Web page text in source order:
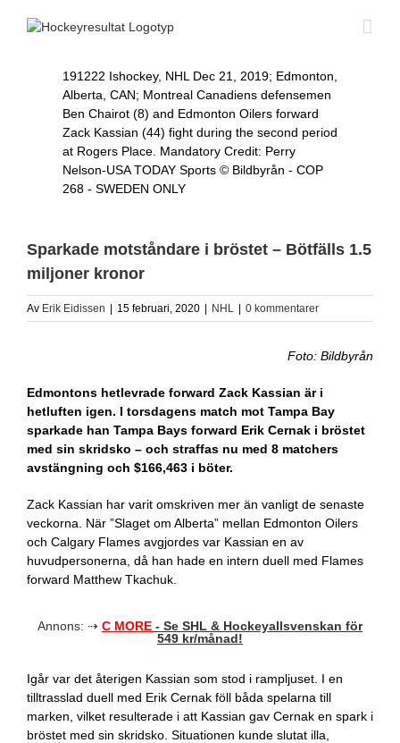
191222 Ishockey, NHL Dec 21, 2019; Edmonton,
Alberta, CAN; Montreal Canadiens defensemen
Ben Chairot (8) and Edmonton Oilers forward
Zack Kassian (44) fight during the second period
at Rogers Place. Mandatory Credit: Perry
Nelson-USA TODAY Sports © Bildbyrån - COP
268 - SWEDEN ONLY
Sparkade motståndare i bröstet – Bötfälls 1.5
miljoner kronor
Av Erik Eidissen 15 februari, 2020 NHL 0 kommentarer
Foto: Bildbyrån
Edmontons hetlevrade forward Zack Kassian är i
hetluften igen. I torsdagens match mot Tampa Bay
sparkade han Tampa Bays forward Erik Cernak i bröstet
med sin skridsko – och straffas nu med 8 matchers
avstängning och $166,463 i böter.
Zack Kassian har varit omskriven mer än vanligt de senaste
veckorna. När ”Slaget om Alberta” mellan Edmonton Oilers
och Calgary Flames avgjordes var Kassian en av
huvudpersonerna, då han hade en intern duell med Flames
forward Matthew Tkachuk.
Annons: ⇢ C MORE - Se SHL & Hockeyallsvenskan för
549 kr/månad!
Igår var det återigen Kassian som stod i rampljuset. I en
tilltrasslad duell med Erik Cernak föll båda spelarna till
marken, vilket resulterade i att Kassian gav Cernak en spark i
bröstet med sin skridsko. Situationen kunde slutat illa,